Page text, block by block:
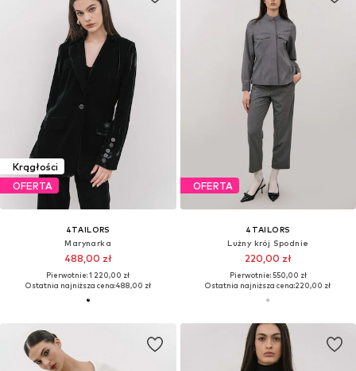
Krągłości
OFERTA
4TAILORS
Marynarka
488,00 zł
Pierwotnie: 1 220,00 zł
Ostatnia najniższa cena:488,00 zł
OFERTA
4TAILORS
Lużny krój Spodnie
220,00 zł
Pierwotnie: 550,00 zł
Ostatnia najniższa cena:220,00 zł